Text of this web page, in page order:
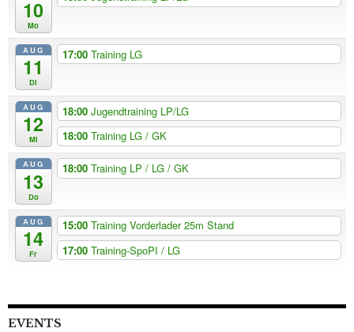
10
Mo
AUG
11
Di
17:00 Training LG
AUG
12
Mi
18:00 Jugendtraining LP/LG
18:00 Training LG / GK
AUG
13
Do
18:00 Training LP / LG / GK
AUG
14
Fr
15:00 Training Vorderlader 25m Stand
17:00 Training-SpoPI / LG
EVENTS